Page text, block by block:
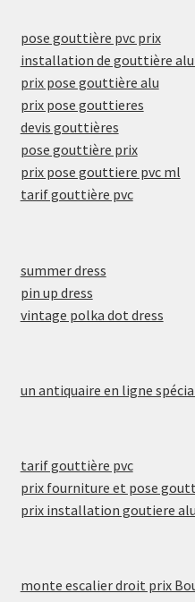
pose gouttière pvc prix
installation de gouttière
prix pose gouttière alu
prix pose gouttieres
devis gouttières
pose gouttière prix
prix pose gouttiere pvc ml
tarif gouttière pvc
summer dress
pin up dress
vintage polka dot dress
un antiquaire en ligne
tarif gouttière pvc
prix fourniture et pose
prix installation goutiere
monte escalier droit prix